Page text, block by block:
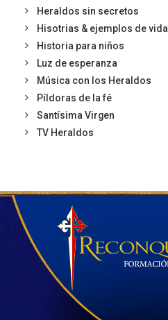
Heraldos sin secretos
Hisotrias & ejemplos de vida
Historia para niños
Luz de esperanza
Música con los Heraldos
Píldoras de la fé
Santísima Virgen
TV Heraldos